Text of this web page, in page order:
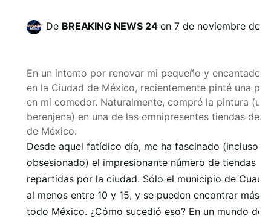
De BREAKING NEWS 24en7 de noviembre de
En un intento por renovar mi pequeño y encantador
en la Ciudad de México, recientemente pinté una
en mi comedor. Naturalmente, compré la pintura (un
berenjena) en una de las omnipresentes tiendas de
de México.
Desde aquel fatídico día, me ha fascinado (incluso
obsesionado) el impresionante número de tiendas
repartidas por la ciudad. Sólo el municipio de
al menos entre 10 y 15, y se pueden encontrar más
todo México. ¿Cómo sucedió eso? En un mundo de